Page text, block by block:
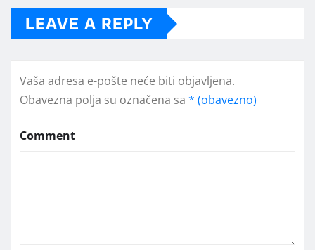
LEAVE A REPLY
Vaša adresa e-pošte neće biti objavljena.
Obavezna polja su označena sa * (obavezno)
Comment